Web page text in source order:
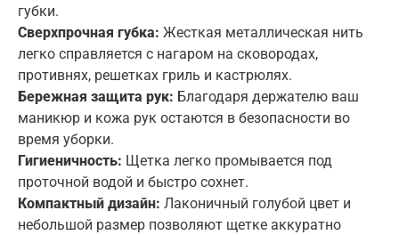
губки.
Сверхпрочная губка: Жесткая металлическая нить
легко справляется с нагаром на сковородах,
противнях, решетках гриль и кастрюлях.
Бережная защита рук: Благодаря держателю ваш
маникюр и кожа рук остаются в безопасности во
время уборки.
Гигиеничность: Щетка легко промывается под
проточной водой и быстро сохнет.
Компактный дизайн: Лаконичный голубой цвет и
небольшой размер позволяют щетке аккуратно
Пароль
Вход
Создать аккаунт
Повторить пароль
Или
Вход
Восстановить
Или
Вход
Корзина
Ваша корзина пустая